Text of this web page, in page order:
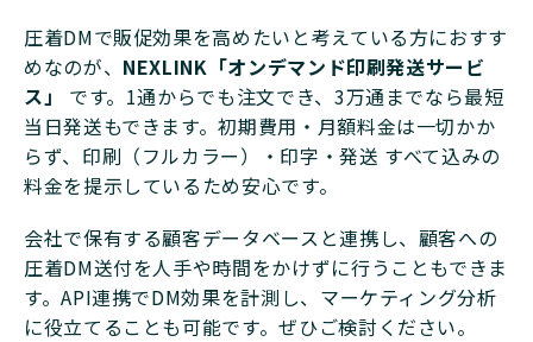
圧着DMで販促効果を高めたいと考えている方におすす
めなのが、 NEXLINK「オンデマンド印刷発送サービ
ス」 です。1通からでも注文でき、3万通までなら最短
当日発送もできます。初期費用・月額料金は一切かか
らず、印刷（フルカラー）・印字・発送 すべて込みの
料金を提示しているため安心です。
会社で保有する顧客データベースと連携し、顧客への
圧着DM送付を人手や時間をかけずに行うこともできま
す。API連携でDM効果を計測し、マーケティング分析
に役立てることも可能です。ぜひご検討ください。